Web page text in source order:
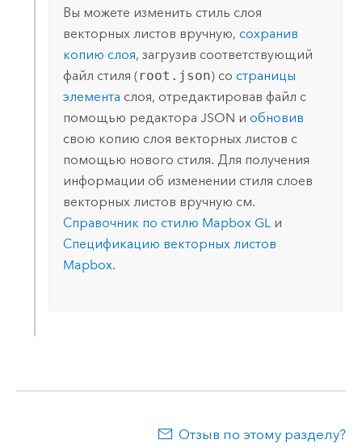
Вы можете изменить стиль слоя
векторных листов вручную, сохранив
копию слоя, загрузив соответствующий
файл стиля (root.json) со страницы
элемента слоя, отредактировав файл с
помощью редактора JSON и обновив
свою копию слоя векторных листов с
помощью нового стиля. Для получения
информации об изменении стиля слоев
векторных листов вручную см.
Справочник по стилю Mapbox GL и
Спецификацию векторных листов
Mapbox.
Отзыв по этому разделу?